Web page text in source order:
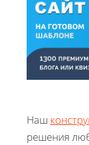
Наш
решения